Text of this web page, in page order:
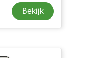
Bekijk